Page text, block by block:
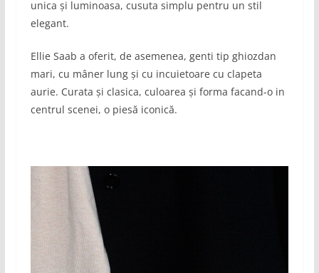
unica și luminoasa, cusuta simplu pentru un stil
elegant.
Ellie Saab a oferit, de asemenea, genti tip ghiozdan
mari, cu mâner lung și cu incuietoare cu clapeta
aurie. Curata și clasica, culoarea și forma facand-o in
centrul scenei, o piesă iconică.